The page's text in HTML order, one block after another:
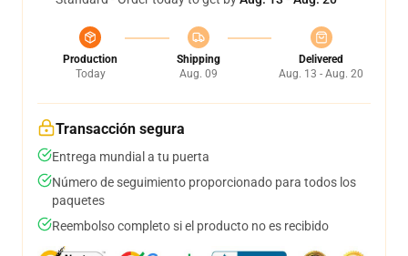
Production
Today
Shipping
Aug. 09
Delivered
Aug. 13 - Aug. 20
Transacción segura
Entrega mundial a tu puerta
Número de seguimiento proporcionado para todos los
paquetes
Reembolso completo si el producto no es recibido